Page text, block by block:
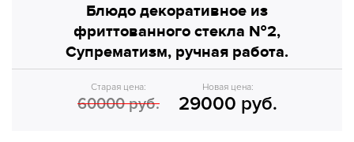
Блюдо декоративное из
фриттованного стекла №2,
Супрематизм, ручная работа.
Старая цена:
60000 руб.
Новая цена:
29000 руб.